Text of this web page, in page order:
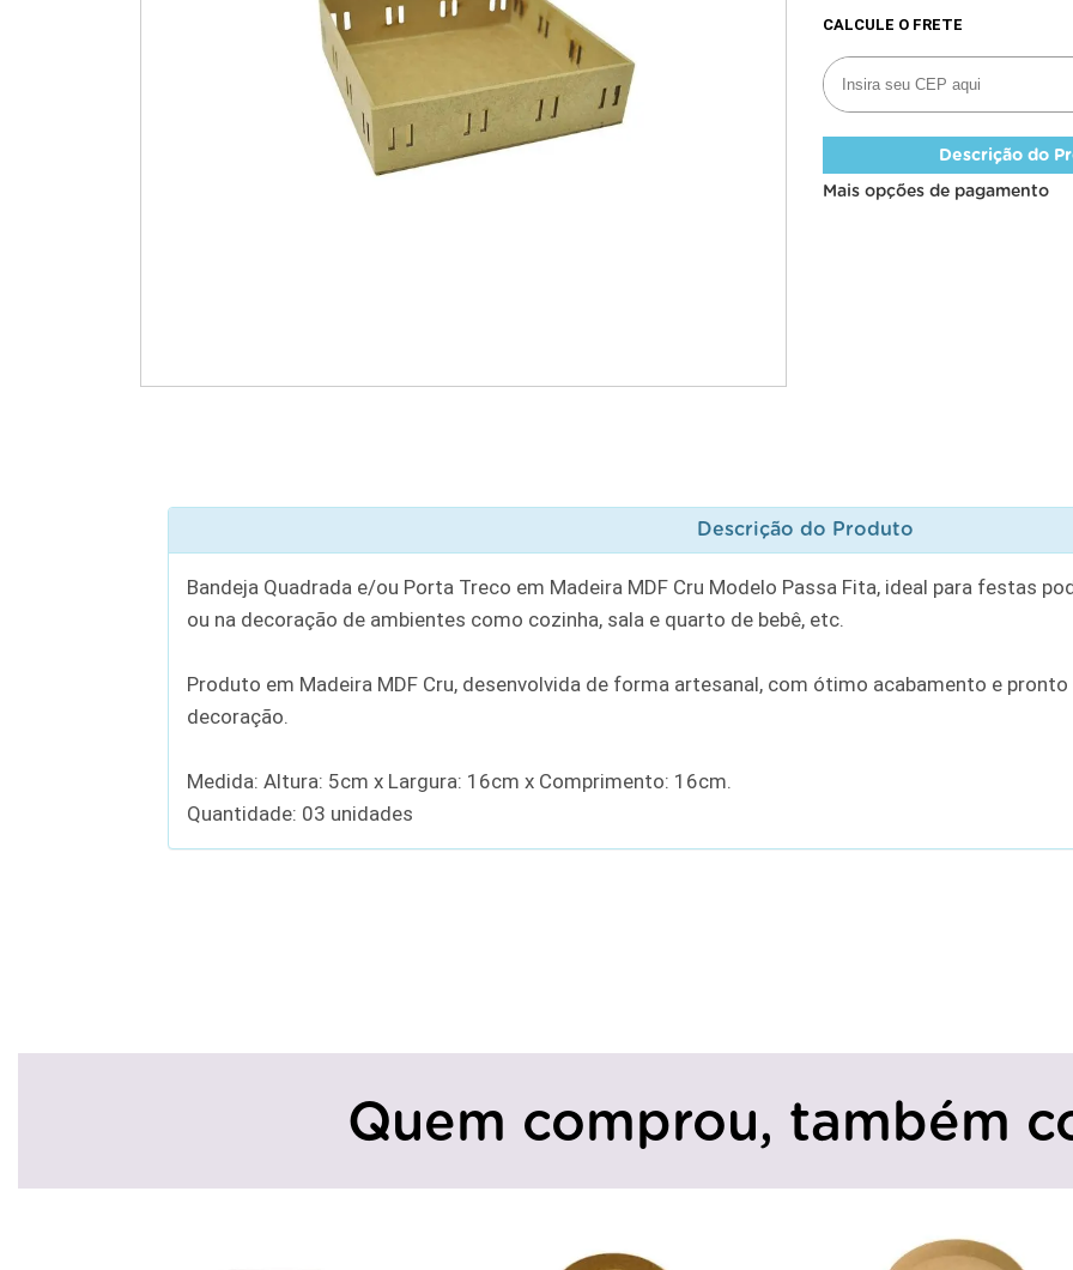
Descrição do
Mais opções de pagamento
Descrição do Produto
Bandeja Quadrada e/ou Porta Treco em Madeira MDF Cru Modelo Passa Fita, ideal para festas
ou na decoração de ambientes como cozinha, sala e quarto de bebê, etc.
Produto em Madeira MDF Cru, desenvolvida de forma artesanal, com ótimo acabamento e
decoração.
Medida: Altura: 5cm x Largura: 16cm x Comprimento: 16cm.
Quantidade: 03 unidades
Quem comprou, também